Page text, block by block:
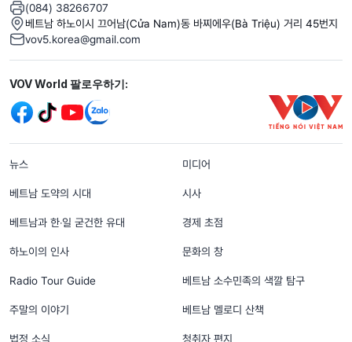
(084) 38266707
베트남 하노이시 끄어남(Cửa Nam)동 바찌에우(Bà Triệu) 거리 45번지
vov5.korea@gmail.com
Mạng xã hội
VOV World 팔로우하기:
menu footer tiếng Hàn
뉴스 미디어
베트남 도약의 시대 시사
베트남과 한‧일 굳건한 유대 경제 초점
하노이의 인사 문화의 창
Radio Tour Guide 베트남 소수민족의 색깔 탐구
주말의 이야기 베트남 멜로디 산책
법정 소식 청취자 편지